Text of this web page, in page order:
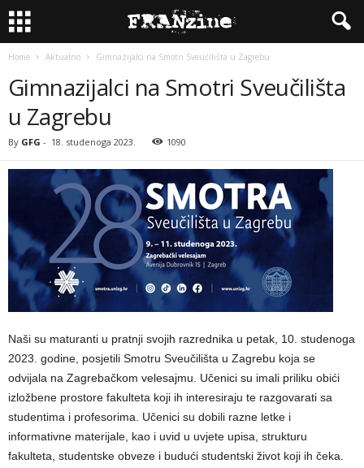
Home Aktualno Gimnazijalci na Smotri Sveučilišta u Zagrebu
Gimnazijalci na Smotri Sveučilišta
u Zagrebu
By GFG - 18. studenoga 2023. 1090
Naši su maturanti u pratnji svojih razrednika u petak, 10. studenoga
2023. godine, posjetili Smotru Sveučilišta u Zagrebu koja se
odvijala na Zagrebačkom velesajmu. Učenici su imali priliku obići
izložbene prostore fakulteta koji ih interesiraju te razgovarati sa
studentima i profesorima. Učenici su dobili razne letke i
informativne materijale, kao i uvid u uvjete upisa, strukturu
fakulteta, studentske obveze i budući studentski život koji ih čeka.